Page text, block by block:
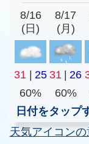
8/16
(日)
8/17
(月)
31 | 25 31 | 26
60%
60%
日付をタップ
天気アイコン